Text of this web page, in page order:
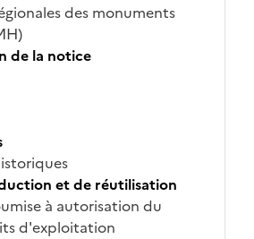
des monuments
de la notice
et de réutilisation
à autorisation du
d'exploitation